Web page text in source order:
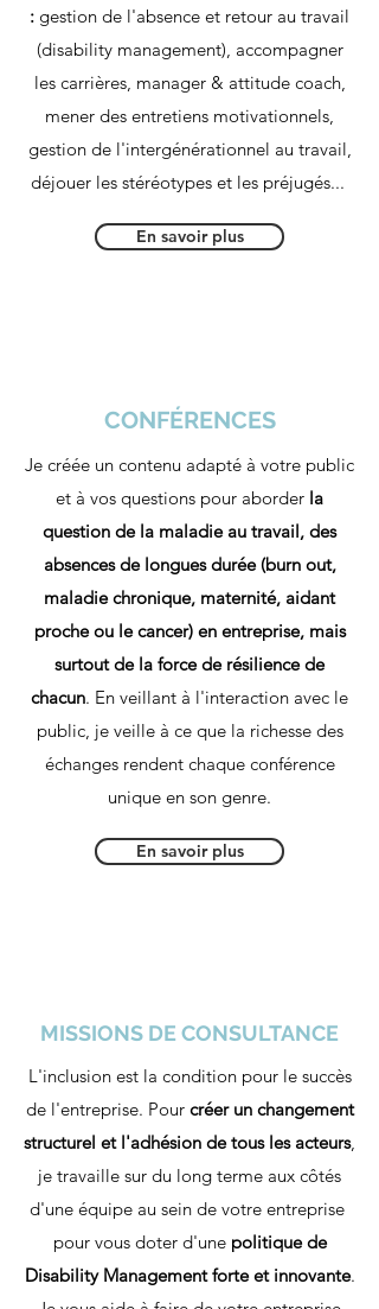
: gestion de l'absence et retour au travail
(disability management), accompagner
les carrières, manager & attitude coach,
mener des entretiens motivationnels,
gestion de l'intergénérationnel au travail,
déjouer les stéréotypes et les préjugés...
En savoir plus
CONFÉRENCES
Je créée un contenu adapté à votre public
et à vos questions pour aborder la
question de la maladie au travail, des
absences de longues durée (burn out,
maladie chronique, maternité, aidant
proche ou le cancer) en entreprise, mais
surtout de la force de résilience de
chacun. En veillant à l'interaction avec le
public, je veille à ce que la richesse des
échanges rendent chaque conférence
unique en son genre.
En savoir plus
MISSIONS DE CONSULTANCE
L'inclusion est la condition pour le succès
de l'entreprise. Pourcréer un changement
structurel et l'adhésion de tous les acteurs,
je travaille sur du long terme aux côtés
d'une équipe au sein de votre entreprise
pour vous doter d'unepolitique de
Disability Management forte et innovante.